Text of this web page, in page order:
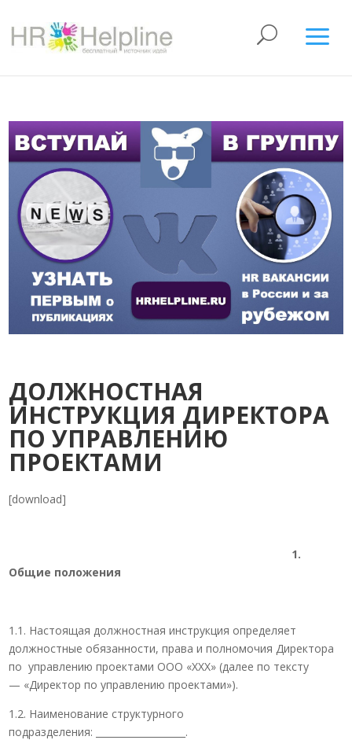
ДОЛЖНОСТНАЯ
ИНСТРУКЦИЯ ДИРЕКТОРА
ПО УПРАВЛЕНИЮ
ПРОЕКТАМИ
[download]
1.
Общие положения
1.1. Настоящая должностная инструкция определяет
должностные обязанности, права и полномочия Директора
по управлению проектами ООО «ХХХ» (далее по тексту
— «Директор по управлению проектами»).
1.2. Наименование структурного
подразделения: ___________________.